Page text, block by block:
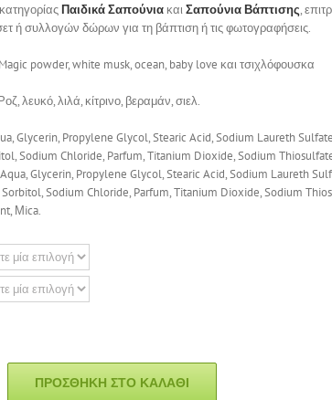
Παιδικά Σαπούνια καιΣαπούνια Βάπτισης,
ή συλλογών δώρων για τη βάπτιση ή τις φωτογραφήσεις.
powder, white musk, ocean, baby love και τσιχλόφουσκα
λευκό, λιλά, κίτρινο, βεραμάν, σιελ.
Glycerin, Propylene Glycol, Stearic Acid, Sodium Laureth
Sodium Chloride, Parfum, Titanium Dioxide, Sodium
Glycerin, Propylene Glycol, Stearic Acid, Sodium Laureth
Sodium Chloride, Parfum, Titanium Dioxide, Sodium
Μica.
ΠΡΟΣΘΉΚΗ ΣΤΟ ΚΑΛΆΘΙ